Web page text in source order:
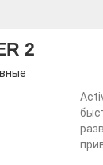
2